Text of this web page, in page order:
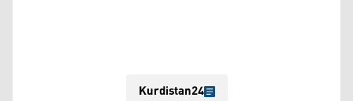
Kurdistan24